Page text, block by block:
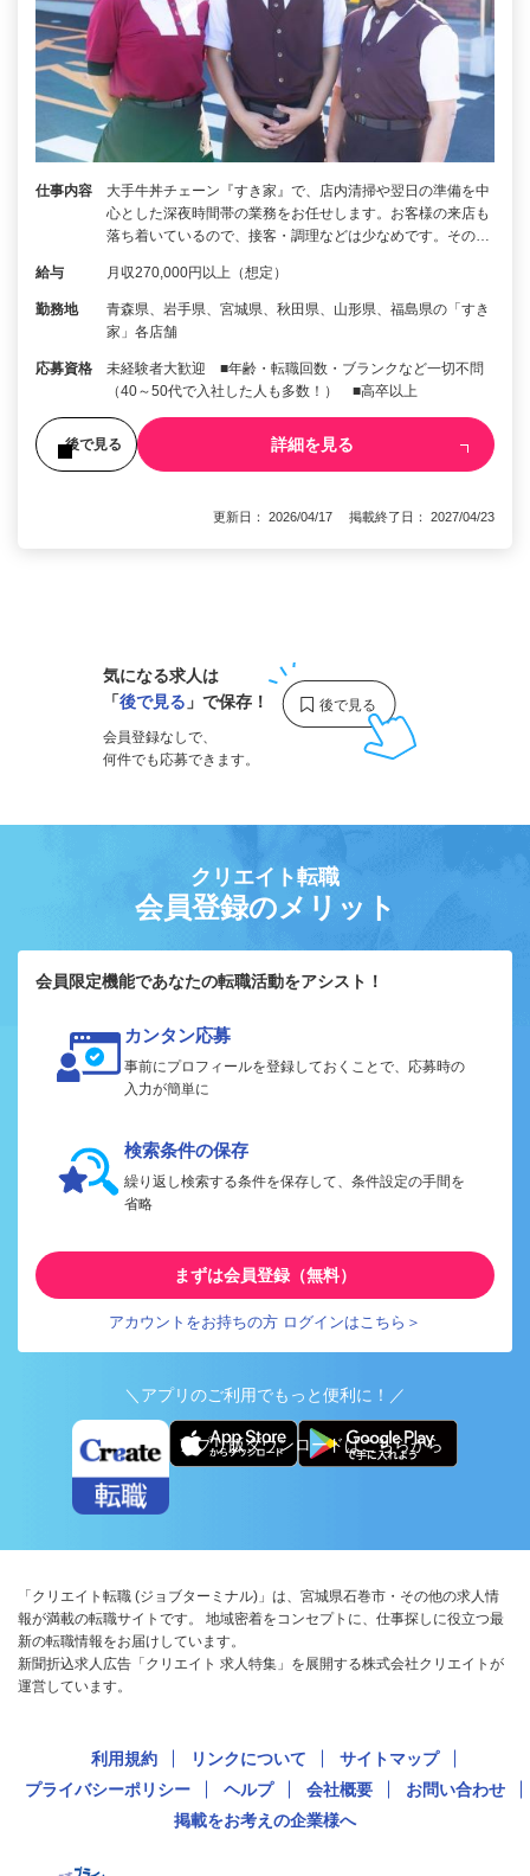
仕事内容
大手牛丼チェーン『すき家』で、店内清掃や翌日の準備を中
心とした深夜時間帯の業務をお任せします。お客様の来店も
落ち着いているので、接客・調理などは少なめです。その…
給与 月収270,000円以上（想定）
勤務地
青森県、岩手県、宮城県、秋田県、山形県、福島県の「すき
家」各店舗
応募資格
未経験者大歓迎 ■年齢・転職回数・ブランクなど一切不問
（40～50代で入社した人も多数！） ■高卒以上
後で見る 詳細を見る
更新日： 2026/04/17 掲載終了日： 2027/04/23
気になる求人は
「後で見る 」で保存！
会員登録なしで、
何件でも応募できます。
クリエイト転職
会員登録のメリット
会員限定機能であなたの転職活動をアシスト！
カンタン応募
事前にプロフィールを登録しておくことで、応募時の
入力が簡単に
検索条件の保存
繰り返し検索する条件を保存して、条件設定の手間を
省略
まずは会員登録（無料）
アカウントをお持ちの方 ログインはこちら＞
＼アプリのご利用でもっと便利に！／
アプリ版ダウンロードはこちらから
「クリエイト転職 (ジョブターミナル)」は、宮城県石巻市・その他の求人情
報が満載の転職サイトです。 地域密着をコンセプトに、仕事探しに役立つ最
新の転職情報をお届けしています。
新聞折込求人広告「クリエイト 求人特集」を展開する株式会社クリエイトが
運営しています。
利用規約 リンクについて
サイトマップ
プライバシーポリシー
ヘルプ 会社概要
お問い合わせ
掲載をお考えの企業様へ